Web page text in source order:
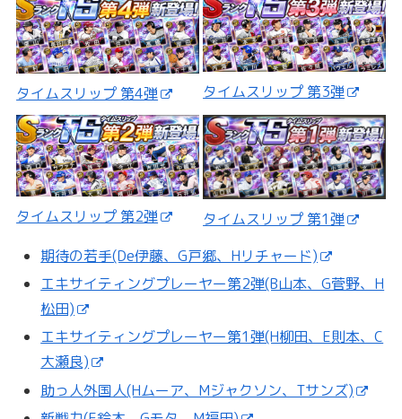
タイムスリップ 第4弾 タイムスリップ 第3弾
タイムスリップ 第2弾
タイムスリップ 第1弾
期待の若手(De伊藤、G戸郷、Hリチャード)
エキサイティングプレーヤー第2弾(B山本、G菅野、H
松田)
エキサイティングプレーヤー第1弾(H柳田、E則本、C
大瀬良)
助っ人外国人(Hムーア、Mジャクソン、Tサンズ)